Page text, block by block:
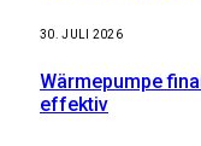
30. JULI 2026
Wärmepumpe
effektiv